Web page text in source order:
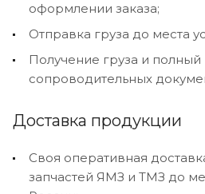
оформлении заказа;
Отправка груза до места
Получение груза и полный
сопроводительных
Доставка продукции
Своя оперативная
запчастей ЯМЗ и ТМЗ до